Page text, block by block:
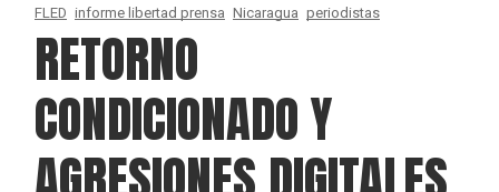
FLED informe libertad prensa Nicaragua periodistas
RETORNO
CONDICIONADO Y